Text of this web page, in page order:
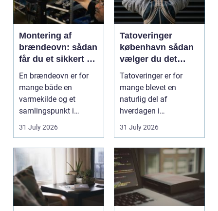
Montering af
brændeovn: sådan
får du et sikkert og
smukt resultat
En brændeovn er for
mange både en
varmekilde og et
samlingspunkt i
hjemmet. Flammerne
31 July 2026
Tatoveringer
københavn sådan
vælger du det
rigtige studie
Tatoveringer er for
mange blevet en
naturlig del af
hverdagen i
København. Byen er
31 July 2026